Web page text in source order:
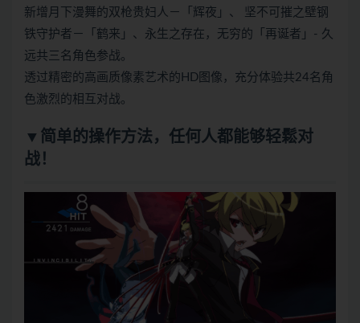
新增月下漫舞的双枪贵妇人－「辉夜」、 坚不可摧之壁钢
铁守护者－「鹤来」、永生之存在，无穷的「再诞者」- 久
远共三名角色参战。
透过精密的高画质像素艺术的HD图像，充分体验共24名角
色激烈的相互对战。
▼简单的操作方法，任何人都能够轻鬆对
战！